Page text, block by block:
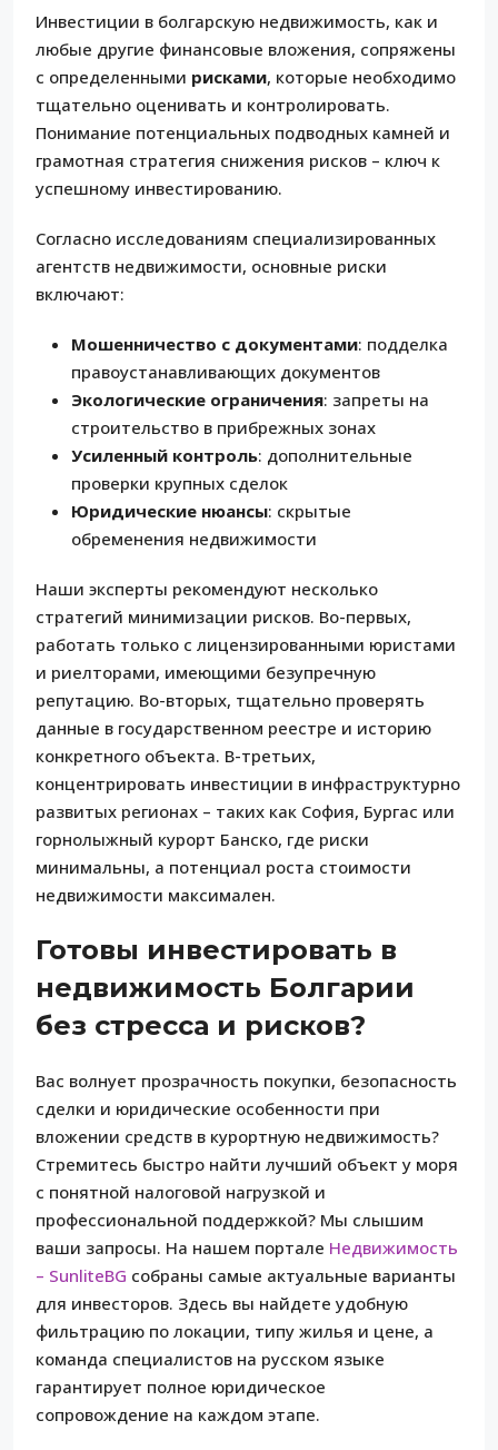
Инвестиции в болгарскую недвижимость, как и
любые другие финансовые вложения, сопряжены
с определенными рисками, которые необходимо
тщательно оценивать и контролировать.
Понимание потенциальных подводных камней и
грамотная стратегия снижения рисков – ключ к
успешному инвестированию.
Согласно исследованиям специализированных
агентств недвижимости, основные риски
включают:
Мошенничество с документами: подделка
правоустанавливающих документов
Экологические ограничения: запреты на
строительство в прибрежных зонах
Усиленный контроль: дополнительные
проверки крупных сделок
Юридические нюансы: скрытые
обременения недвижимости
Наши эксперты рекомендуют несколько
стратегий минимизации рисков. Во-первых,
работать только с лицензированными юристами
и риелторами, имеющими безупречную
репутацию. Во-вторых, тщательно проверять
данные в государственном реестре и историю
конкретного объекта. В-третьих,
концентрировать инвестиции в инфраструктурно
развитых регионах – таких как София, Бургас или
горнолыжный курорт Банско, где риски
минимальны, а потенциал роста стоимости
недвижимости максимален.
Готовы инвестировать в
недвижимость Болгарии
без стресса и рисков?
Вас волнует прозрачность покупки, безопасность
сделки и юридические особенности при
вложении средств в курортную недвижимость?
Стремитесь быстро найти лучший объект у моря
с понятной налоговой нагрузкой и
профессиональной поддержкой? Мы слышим
ваши запросы. На нашем портале Недвижимость
– SunliteBG собраны самые актуальные варианты
для инвесторов. Здесь вы найдете удобную
фильтрацию по локации, типу жилья и цене, а
команда специалистов на русском языке
гарантирует полное юридическое
сопровождение на каждом этапе.